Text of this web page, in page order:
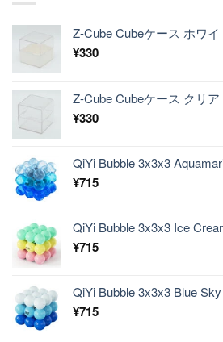
Z-Cube Cubeケース ホワイ
¥330
Z-Cube Cubeケース クリア
¥330
QiYi Bubble 3x3x3
¥715
QiYi Bubble 3x3x3 Ice
¥715
QiYi Bubble 3x3x3 Blue Sky
¥715